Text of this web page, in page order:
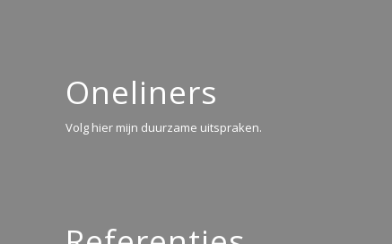
Oneliners
Volg hier mijn duurzame uitspraken.